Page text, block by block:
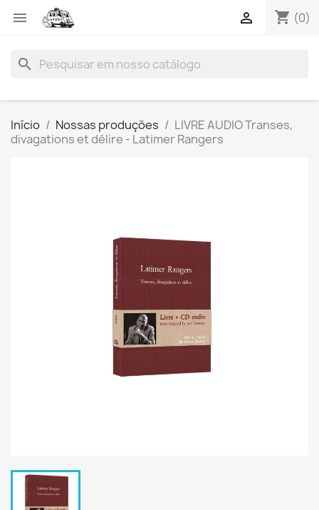
 shopping_cart (0)

search
Início Nossas produções
LIVRE AUDIO Transes,
divagations et délire - Latimer Rangers